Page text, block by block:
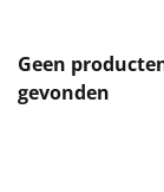
Duurzaam
Geen
gevonden